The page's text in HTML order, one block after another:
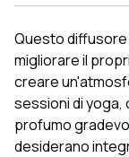
Questo
migliorare il
creare
sessioni di yoga,
profumo
desiderano